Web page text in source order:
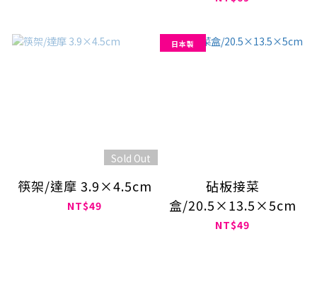
Sold Out
筷架/達摩 3.9×4.5cm
NT$49
日本製
砧板接菜
盒/20.5×13.5×5cm
NT$49